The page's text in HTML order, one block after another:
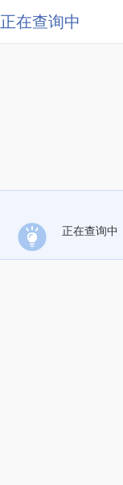
正在查询中
正在查询中